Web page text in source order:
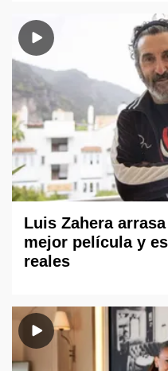
Luis Zahera
mejor película y
reales